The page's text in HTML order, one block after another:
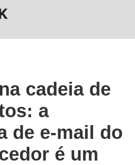
cadeia de
a
de e-mail do
é um